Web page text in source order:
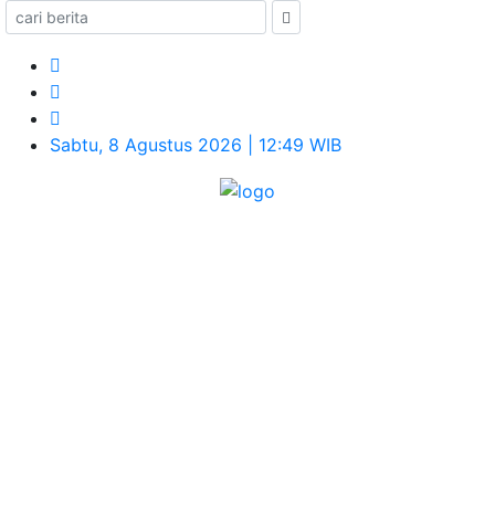
Sabtu, 8 Agustus 2026 | 12:49 WIB